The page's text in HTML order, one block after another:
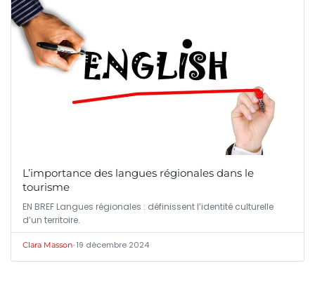
L’importance des langues régionales dans le
tourisme
EN BREF Langues régionales : définissent l’identité culturelle
d’un territoire.
Clara Masson•19 décembre 2024